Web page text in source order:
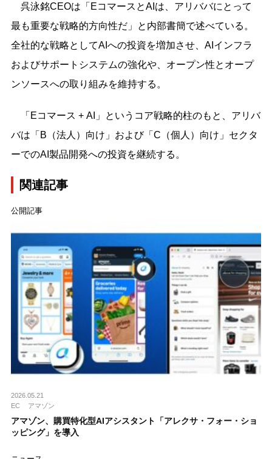
呉泳銘CEOは「EコマースとAIは、アリババにとって
最も重要な戦略的方向性だ」と内部書簡で述べている。
全社的な戦略としてAIへの投資を増加させ、AIインフラ
およびサポートシステムの強化や、オープン性とオープ
ンソースへの取り組みを維持する。
「Eコマース + AI」というコア戦略的柱のもと、アリバ
バは「B（法人）向け」および「C（個人）向け」セクタ
ーでのAI製品開発への投資を継続する。
関連記事
公開記事
2026.05.21
EC
アマゾン
アマゾン、購買特化型AIアシスタント「アレクサ・フォー・ショ
ッピング」を導入